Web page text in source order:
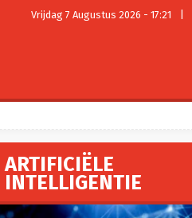
Vrijdag 7 Augustus 2026 - 17:21
ARTIFICIËLE
INTELLIGENTIE